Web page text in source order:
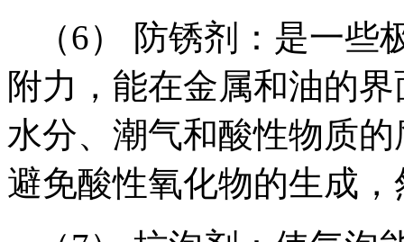
（6） 防锈剂：是一
附力，能在金属和油的
水分、潮气和酸性物质
避免酸性氧化物的生成